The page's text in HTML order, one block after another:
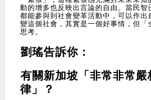
動的增多也反映出言論的自由。當民智
都能參與到社會變革活動中，可以作出
變這個社會，其實是一個好事情，但「
思考。
劉瑤告訴你：
有關新加坡「非常非常嚴
律」
？